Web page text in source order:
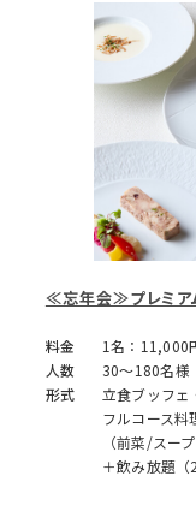
≪忘年会≫プレミア
料金
1名：11,000
人数
30～180名様
形式
立食ブッフェ
フルコース料
（前菜/スー
＋飲み放題（